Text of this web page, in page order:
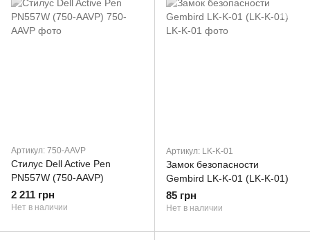
Артикул: 750-AAVP
Стилус Dell Active Pen
PN557W (750-AAVP)
2 211 грн
Нет в наличии
Артикул: LK-K-01
Замок безопасности
Gembird LK-K-01 (LK-K-01)
85 грн
Нет в наличии